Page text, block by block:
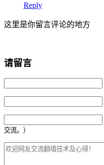
Reply
这里是你留言评论的地方
请留言
交流。）